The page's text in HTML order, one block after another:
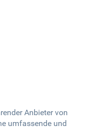
Anbieter von
umfassende und